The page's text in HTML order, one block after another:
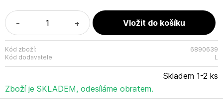
- +
Kód zboží:
6890639
Kód dodavatele:
L
Skladem 1-2 ks
Zboží je SKLADEM, odesíláme obratem.